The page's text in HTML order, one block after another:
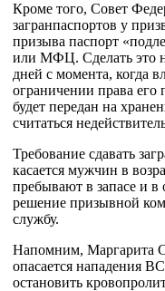
Кроме того, Совет
загранпаспортов у
призыва паспорт
или МФЦ. Сделать это
дней с момента, когда
ограничении права его
будет передан на
считаться
Требование сдавать
касается мужчин в
пребывают в запасе и
решение призывной
службу.
Напомним, Маргарита
опасается нападения
остановить